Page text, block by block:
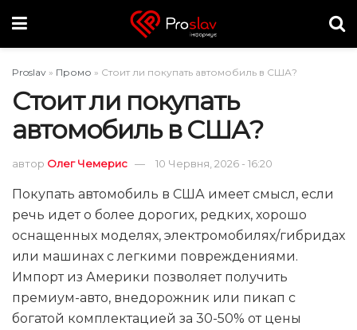
Proslav » Промо » Стоит ли покупать автомобиль в США?
Стоит ли покупать
автомобиль в США?
автор Олег Чемерис 10 Червня, 2026 - 16:20
Покупать автомобиль в США имеет смысл, если
речь идет о более дорогих, редких, хорошо
оснащенных моделях, электромобилях/гибридах
или машинах с легкими повреждениями.
Импорт из Америки позволяет получить
премиум-авто, внедорожник или пикап с
богатой комплектацией за 30-50% от цены